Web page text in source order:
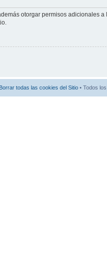
otorgar permisos adicionales a
Borrar todas las cookies del Sitio • Todos